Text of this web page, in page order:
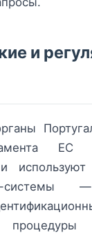
и
ЕС
и
—